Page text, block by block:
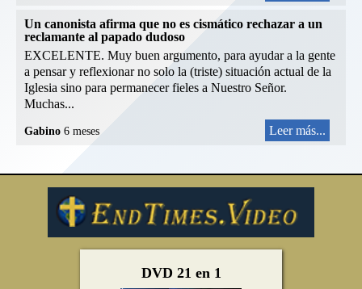
Un canonista afirma que no es cismático rechazar a un
reclamante al papado dudoso
EXCELENTE. Muy buen argumento, para ayudar a la gente
a pensar y reflexionar no solo la (triste) situación actual de la
Iglesia sino para permanecer fieles a Nuestro Señor.
Muchas...
Gabino 6 meses Leer más...
DVD 21 en 1